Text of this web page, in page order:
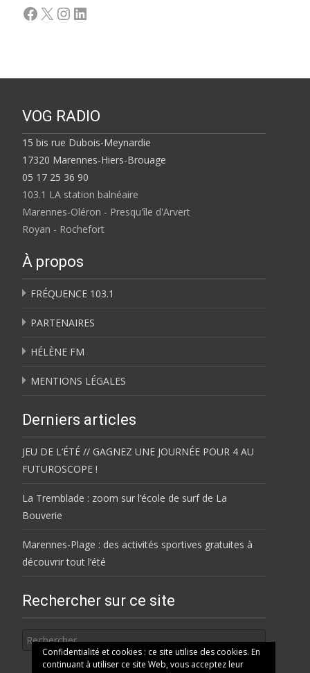
Facebook
X Instagram
LinkedIn
VOG RADIO
15 bis rue Dubois-Meynardie
17320 Marennes-Hiers-Brouage
05 17 25 36 90
103.1 LA station balnéaire
Marennes-Oléron - Presqu'île d'Arvert
Royan - Rochefort
À propos
FRÉQUENCE 103.1
PARTENAIRES
HÉLÈNE FM
MENTIONS LÉGALES
Derniers articles
JEU DE L’ÉTÉ // GAGNEZ UNE JOURNÉE POUR 4 AU
FUTUROSCOPE !
La Tremblade : zoom sur l’école de surf de La
Bouverie
Marennes-Plage : des activités sportives gratuites à
découvrir tout l’été
Rechercher sur ce site
Confidentialité et cookies : ce site utilise des cookies. En
continuant à utiliser ce site Web, vous acceptez leur